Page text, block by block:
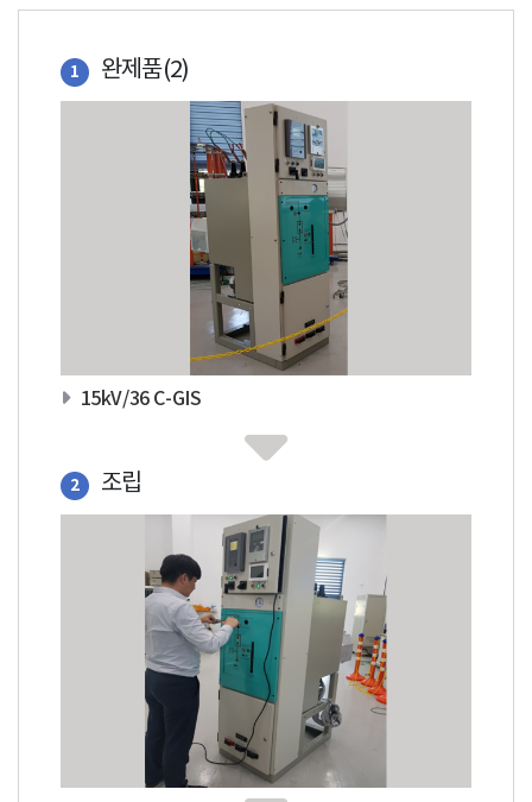
1 완제품(2)
15kV/36 C-GIS
2 조립